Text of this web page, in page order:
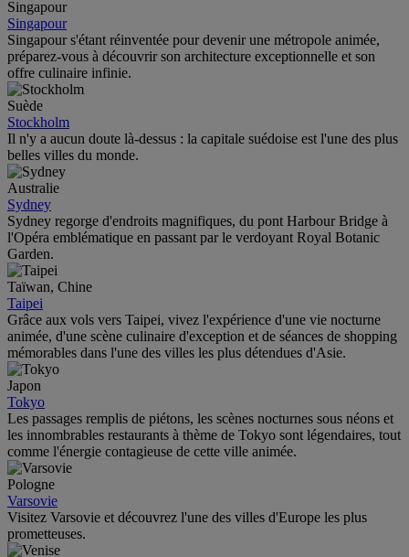
Singapour
Singapour
Singapour s'étant réinventée pour devenir une métropole animée,
préparez-vous à découvrir son architecture exceptionnelle et son
offre culinaire infinie.
Suède
Stockholm
Il n'y a aucun doute là-dessus : la capitale suédoise est l'une des plus
belles villes du monde.
Australie
Sydney
Sydney regorge d'endroits magnifiques, du pont Harbour Bridge à
l'Opéra emblématique en passant par le verdoyant Royal Botanic
Garden.
Taïwan, Chine
Taipei
Grâce aux vols vers Taipei, vivez l'expérience d'une vie nocturne
animée, d'une scène culinaire d'exception et de séances de shopping
mémorables dans l'une des villes les plus détendues d'Asie.
Japon
Tokyo
Les passages remplis de piétons, les scènes nocturnes sous néons et
les innombrables restaurants à thème de Tokyo sont légendaires, tout
comme l'énergie contagieuse de cette ville animée.
Pologne
Varsovie
Visitez Varsovie et découvrez l'une des villes d'Europe les plus
prometteuses.